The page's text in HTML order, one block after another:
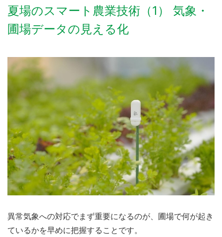
夏場のスマート農業技術（1） 気象・
圃場データの見える化
異常気象への対応でまず重要になるのが、圃場で何が起き
ているかを早めに把握することです。